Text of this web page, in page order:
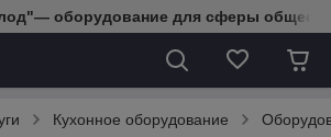
оборудование для сферы
Кухонное оборудование